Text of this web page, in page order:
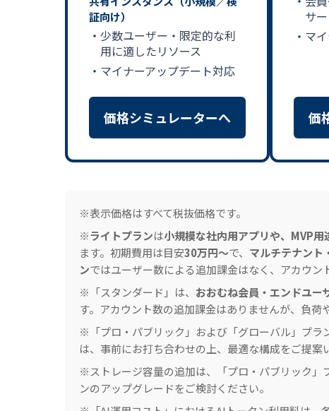
証向け）
少数ユーザー・限定的な利
用に適したリソース
マイナーアップデート対応
価格シミュレーターへ
サ
マ
価
※表示価格はすべて税抜価格です。
※ライトプランは小規模な社内用アプリや、MVP用
ます。初期費用は目安30万円〜で、 マルチテナント
ンではユーザー数による追加課金はなく、アカウン
※「スタンダード」は、 おおむね会員・エンドユー
す。アカウント数の追加課金はありませんが、負
※「プロ・パブリック」および「グローバル」プラ
は、事前にお打ち合わせの上、最適な構成をご提案
※ストレージ容量の追加は、「プロ・パブリック」
ンのアップグレードをご検討ください。